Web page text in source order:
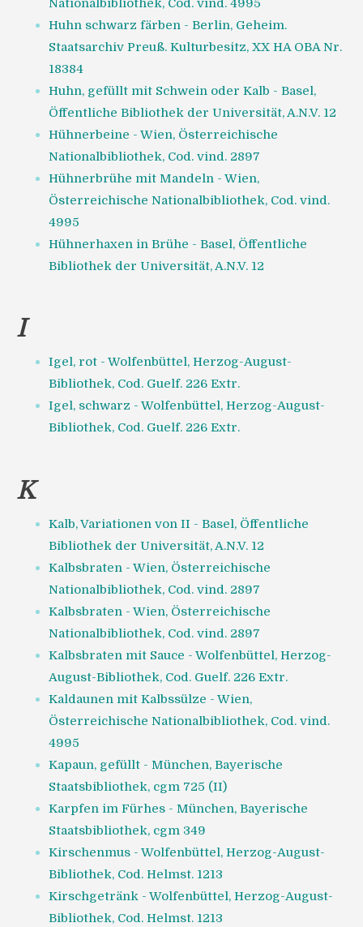
Huhn schwarz färben - Berlin, Geheim.
Staatsarchiv Preuß. Kulturbesitz, XX HA OBA Nr.
18384
Huhn, gefüllt mit Schwein oder Kalb - Basel,
Öffentliche Bibliothek der Universität, A.N.V. 12
Hühnerbeine - Wien, Österreichische
Nationalbibliothek, Cod. vind. 2897
Hühnerbrühe mit Mandeln - Wien,
Österreichische Nationalbibliothek, Cod. vind.
4995
Hühnerhaxen in Brühe - Basel, Öffentliche
Bibliothek der Universität, A.N.V. 12
I
Igel, rot - Wolfenbüttel, Herzog-August-
Bibliothek, Cod. Guelf. 226 Extr.
Igel, schwarz - Wolfenbüttel, Herzog-August-
Bibliothek, Cod. Guelf. 226 Extr.
K
Kalb, Variationen von II - Basel, Öffentliche
Bibliothek der Universität, A.N.V. 12
Kalbsbraten - Wien, Österreichische
Nationalbibliothek, Cod. vind. 2897
Kalbsbraten - Wien, Österreichische
Nationalbibliothek, Cod. vind. 2897
Kalbsbraten mit Sauce - Wolfenbüttel, Herzog-
August-Bibliothek, Cod. Guelf. 226 Extr.
Kaldaunen mit Kalbssülze - Wien,
Österreichische Nationalbibliothek, Cod. vind.
4995
Kapaun, gefüllt - München, Bayerische
Staatsbibliothek, cgm 725 (II)
Karpfen im Fürhes - München, Bayerische
Staatsbibliothek, cgm 349
Kirschenmus - Wolfenbüttel, Herzog-August-
Bibliothek, Cod. Helmst. 1213
Kirschgetränk - Wolfenbüttel, Herzog-August-
Bibliothek, Cod. Helmst. 1213